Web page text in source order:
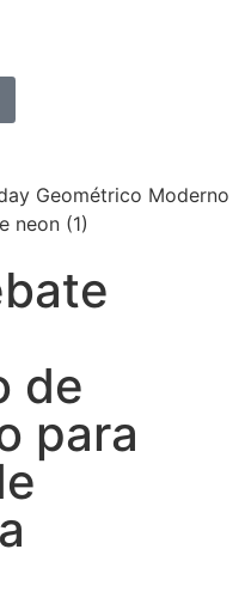
de
para